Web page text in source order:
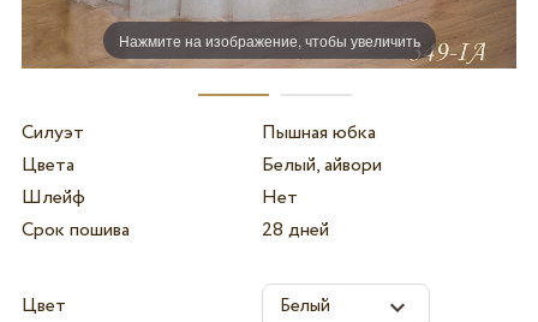
Нажмите на изображение, чтобы увеличить
Силуэт
Пышная юбка
Цвета
Белый, айвори
Шлейф
Нет
Срок пошива
28 дней
Цвет